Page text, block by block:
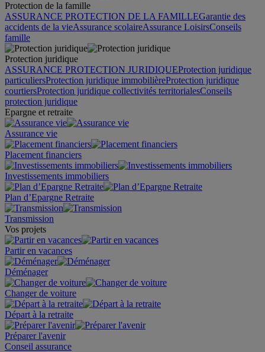
Protection de la famille
ASSURANCE PROTECTION DE LA FAMILLEGarantie des
accidents de la vieAssurance scolaireAssurance LoisirsConseils
famille
Protection juridique
ASSURANCE PROTECTION JURIDIQUEProtection juridique
particuliersProtection juridique immobilièreProtection juridique
courtiersProtection juridique collectivités territorialesConseils
protection juridique
Epargne et retraite
Assurance vie
Placement financiers
Investissements immobiliers
Plan d’Epargne Retraite
Transmission
Vos projets
Partir en vacances
Déménager
Changer de voiture
Départ à la retraite
Préparer l'avenir
Conseil assurance